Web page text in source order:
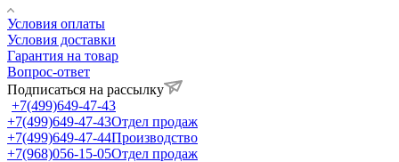
Условия оплаты
Условия доставки
Гарантия на товар
Вопрос-ответ
Подписаться на рассылку
+7(499)649-47-43
+7(499)649-47-43Отдел продаж
+7(499)649-47-44Производство
+7(968)056-15-05Отдел продаж